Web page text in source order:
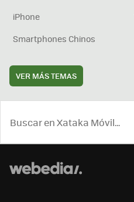
iPhone
Smartphones Chinos
VER MÁS TEMAS